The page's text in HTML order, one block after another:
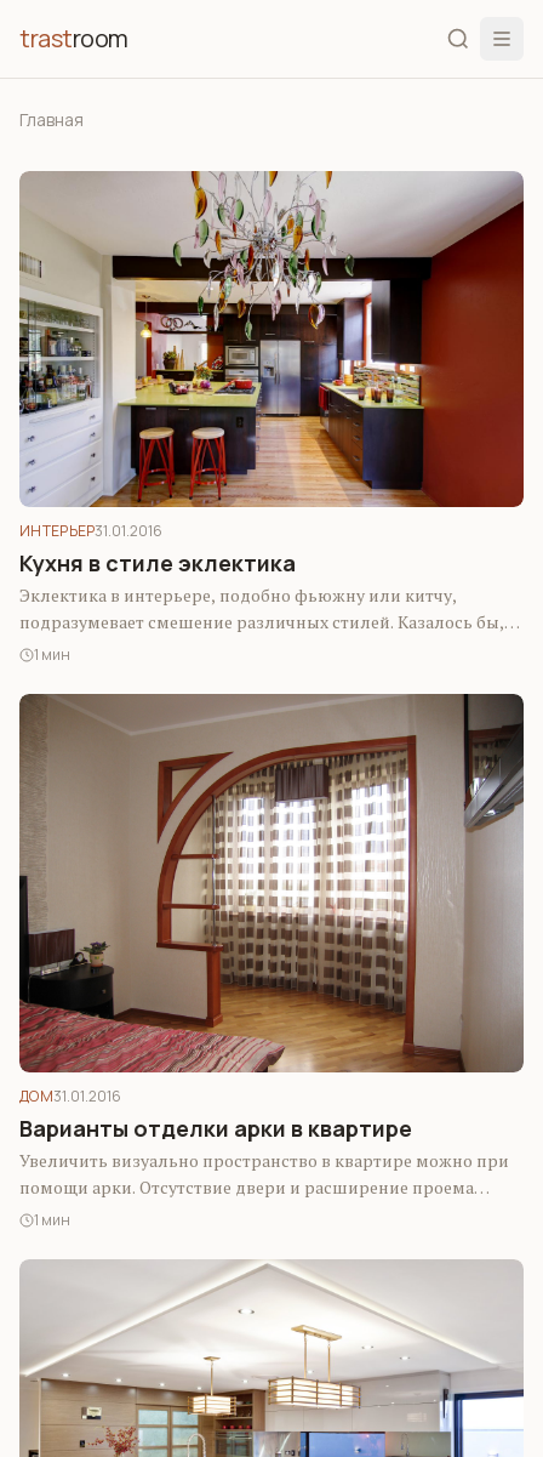
trastroom
Главная
ИНТЕРЬЕР31.01.2016
Кухня в стиле эклектика
Эклектика в интерьере, подобно фьюжну или китчу,
подразумевает смешение различных стилей. Казалось бы,
что может быть проще, чем просто объединить…
1 мин
ДОМ31.01.2016
Варианты отделки арки в квартире
Увеличить визуально пространство в квартире можно при
помощи арки. Отсутствие двери и расширение проема
делают помещение больше и светлее. Именно…
1 мин